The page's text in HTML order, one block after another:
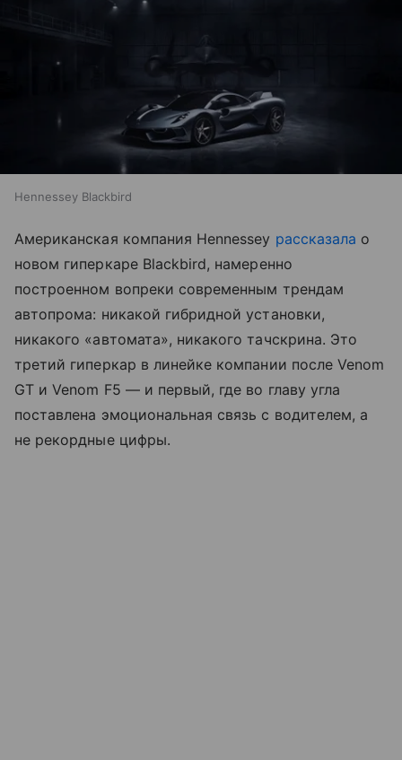
Hennessey Blackbird
Американская компания Hennessey рассказала о
новом гиперкаре Blackbird, намеренно
построенном вопреки современным трендам
автопрома: никакой гибридной установки,
никакого «автомата», никакого тачскрина. Это
третий гиперкар в линейке компании после Venom
GT и Venom F5 — и первый, где во главу угла
поставлена эмоциональная связь с водителем, а
не рекордные цифры.